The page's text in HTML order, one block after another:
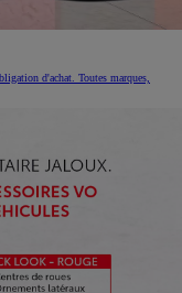
d'achat. Toutes marques,